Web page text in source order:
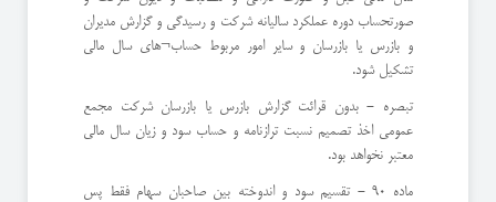
صورتحساب دوره عملکرد سالیانه شرکت و رسیدگی و گزارش مدیران
و بازرس یا بازرسان و سایر امور مربوط حساب¬های سال مالی
تشکیل شود.
تبصره - بدون قرائت گزارش بازرس یا بازرسان شرکت مجمع
عمومی اخذ تصمیم نسبت ترازنامه و حساب سود و زیان سال مالی
معتبر نخواهد بود.
ماده 90 - تقسیم سود و اندوخته بین صاحبان سهام فقط پس